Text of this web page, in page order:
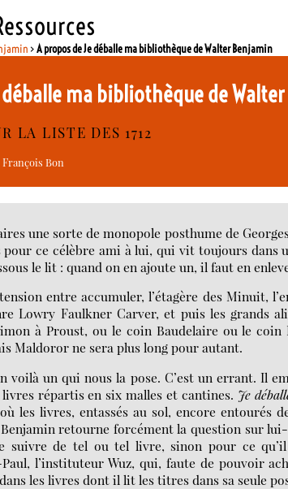
>A propos de Je déballe ma bibliothèque de Walter Benjamin
déballe ma bibliothèque de
LA LISTE DES 1712
François Bon
une sorte de monopole posthume de
ce célèbre ami à lui, qui vit toujours dans
le lit : quand on en ajoute un, il faut en
entre accumuler, l’étagère des Minuit,
Lowry Faulkner Carver, et puis les grands
à Proust, ou le coin Baudelaire ou le
Maldoror ne sera plus long pour autant.
voilà un qui nous la pose. C’est un errant. Il
répartis en six malles et cantines. Je
où les livres, entassés au sol, encore
retourne forcément la question sur
suivre de tel ou tel livre, sinon pour ce
Paul, l’instituteur Wuz, qui, faute de pouvoir
les livres dont il lit les titres dans sa seule